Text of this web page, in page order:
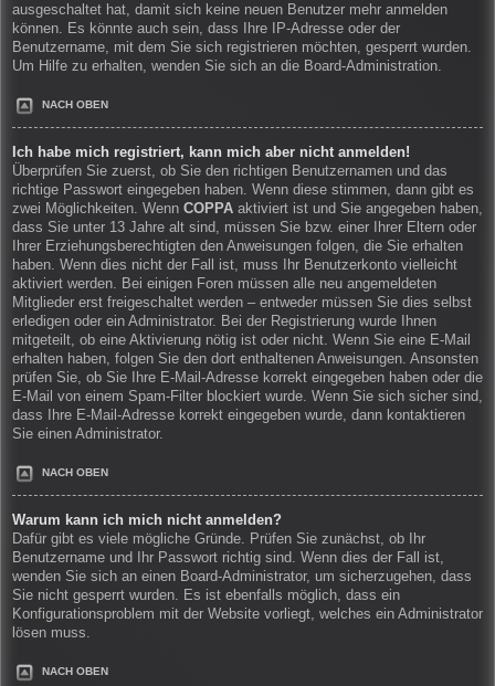
ausgeschaltet hat, damit sich keine neuen Benutzer mehr anmelden
können. Es könnte auch sein, dass Ihre IP-Adresse oder der
Benutzername, mit dem Sie sich registrieren möchten, gesperrt wurden.
Um Hilfe zu erhalten, wenden Sie sich an die Board-Administration.
NACH OBEN
Ich habe mich registriert, kann mich aber nicht anmelden!
Überprüfen Sie zuerst, ob Sie den richtigen Benutzernamen und das
richtige Passwort eingegeben haben. Wenn diese stimmen, dann gibt es
zwei Möglichkeiten. Wenn COPPA aktiviert ist und Sie angegeben haben,
dass Sie unter 13 Jahre alt sind, müssen Sie bzw. einer Ihrer Eltern oder
Ihrer Erziehungsberechtigten den Anweisungen folgen, die Sie erhalten
haben. Wenn dies nicht der Fall ist, muss Ihr Benutzerkonto vielleicht
aktiviert werden. Bei einigen Foren müssen alle neu angemeldeten
Mitglieder erst freigeschaltet werden – entweder müssen Sie dies selbst
erledigen oder ein Administrator. Bei der Registrierung wurde Ihnen
mitgeteilt, ob eine Aktivierung nötig ist oder nicht. Wenn Sie eine E-Mail
erhalten haben, folgen Sie den dort enthaltenen Anweisungen. Ansonsten
prüfen Sie, ob Sie Ihre E-Mail-Adresse korrekt eingegeben haben oder die
E-Mail von einem Spam-Filter blockiert wurde. Wenn Sie sich sicher sind,
dass Ihre E-Mail-Adresse korrekt eingegeben wurde, dann kontaktieren
Sie einen Administrator.
NACH OBEN
Warum kann ich mich nicht anmelden?
Dafür gibt es viele mögliche Gründe. Prüfen Sie zunächst, ob Ihr
Benutzername und Ihr Passwort richtig sind. Wenn dies der Fall ist,
wenden Sie sich an einen Board-Administrator, um sicherzugehen, dass
Sie nicht gesperrt wurden. Es ist ebenfalls möglich, dass ein
Konfigurationsproblem mit der Website vorliegt, welches ein Administrator
lösen muss.
NACH OBEN